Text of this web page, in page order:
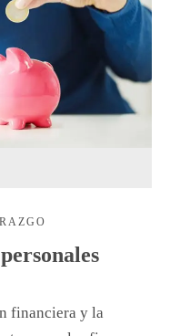
financiera y la